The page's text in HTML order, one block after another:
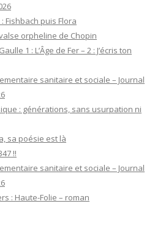
Fishbach puis Flora
orpheline de Chopin
1 : L’Âge de Fer – 2 : J’écris ton
sanitaire et sociale – Journal
: générations, sans usurpation ni
sa poésie est là
!!
sanitaire et sociale – Journal
: Haute-Folie – roman